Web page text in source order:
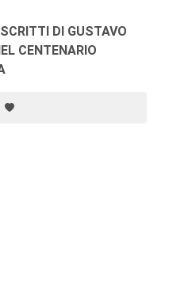
DI GUSTAVO
CENTENARIO